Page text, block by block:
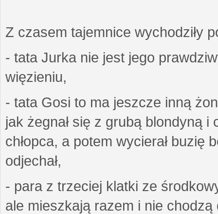
Z czasem tajemnice wychodziły
- tata Jurka nie jest jego
więzieniu,
- tata Gosi to ma jeszcze inną
jak żegnał się z grubą blondyną i
chłopca, a potem wycierał buzię
odjechał,
- para z trzeciej klatki ze
ale mieszkają razem i nie